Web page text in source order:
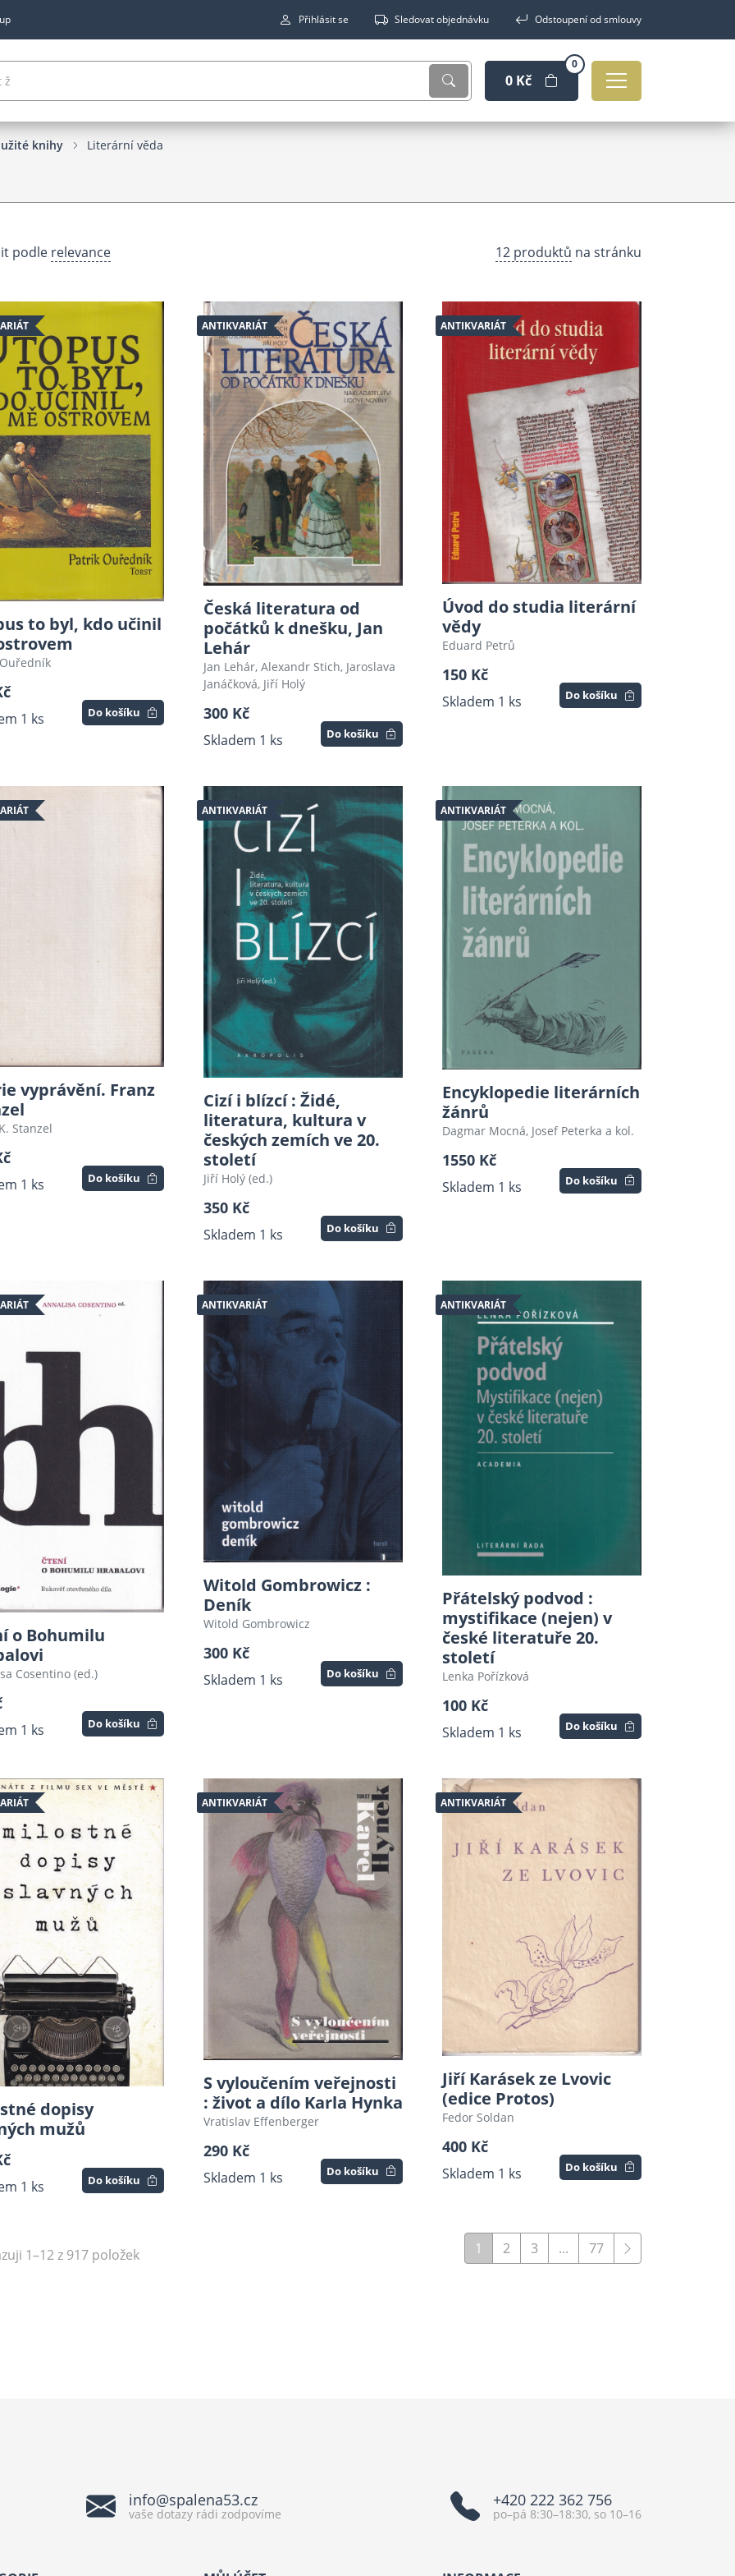
Přihlásit se Sledovat objednávku Odstoupení od smlouvy
0 Kč
0
knihy Literární věda
podle relevance 12 produktů na stránku
to byl, kdo učinil
1 ks Do košíku
ANTIKVARIÁT
Česká literatura od
počátků k dnešku, Jan
Lehár
Jan Lehár, Alexandr Stich, Jaroslava
Janáčková, Jiří Holý
300 Kč
Skladem 1 ks Do košíku
ANTIKVARIÁT
Úvod do studia literární
vědy
Eduard Petrů
150 Kč
Skladem 1 ks Do košíku
vyprávění. Franz
Stanzel
1 ks Do košíku
ANTIKVARIÁT
Cizí i blízcí : Židé,
literatura, kultura v
českých zemích ve 20.
století
Jiří Holý (ed.)
350 Kč
Skladem 1 ks Do košíku
ANTIKVARIÁT
Encyklopedie literárních
žánrů
Dagmar Mocná, Josef Peterka a kol.
1550 Kč
Skladem 1 ks Do košíku
o Bohumilu
Cosentino (ed.)
1 ks Do košíku
ANTIKVARIÁT
Witold Gombrowicz :
Deník
Witold Gombrowicz
300 Kč
Skladem 1 ks Do košíku
ANTIKVARIÁT
Přátelský podvod :
mystifikace (nejen) v
české literatuře 20.
století
Lenka Pořízková
100 Kč
Skladem 1 ks Do košíku
dopisy
mužů
1 ks Do košíku
ANTIKVARIÁT
S vyloučením veřejnosti
: život a dílo Karla Hynka
Vratislav Effenberger
290 Kč
Skladem 1 ks Do košíku
ANTIKVARIÁT
Jiří Karásek ze Lvovic
(edice Protos)
Fedor Soldan
400 Kč
Skladem 1 ks Do košíku
1–12 z 917 položek 1 2 3 ... 77
info@spalena53.cz
vaše dotazy rádi zodpovíme
+420 222 362 756
po–pá 8:30–18:30, so 10–16